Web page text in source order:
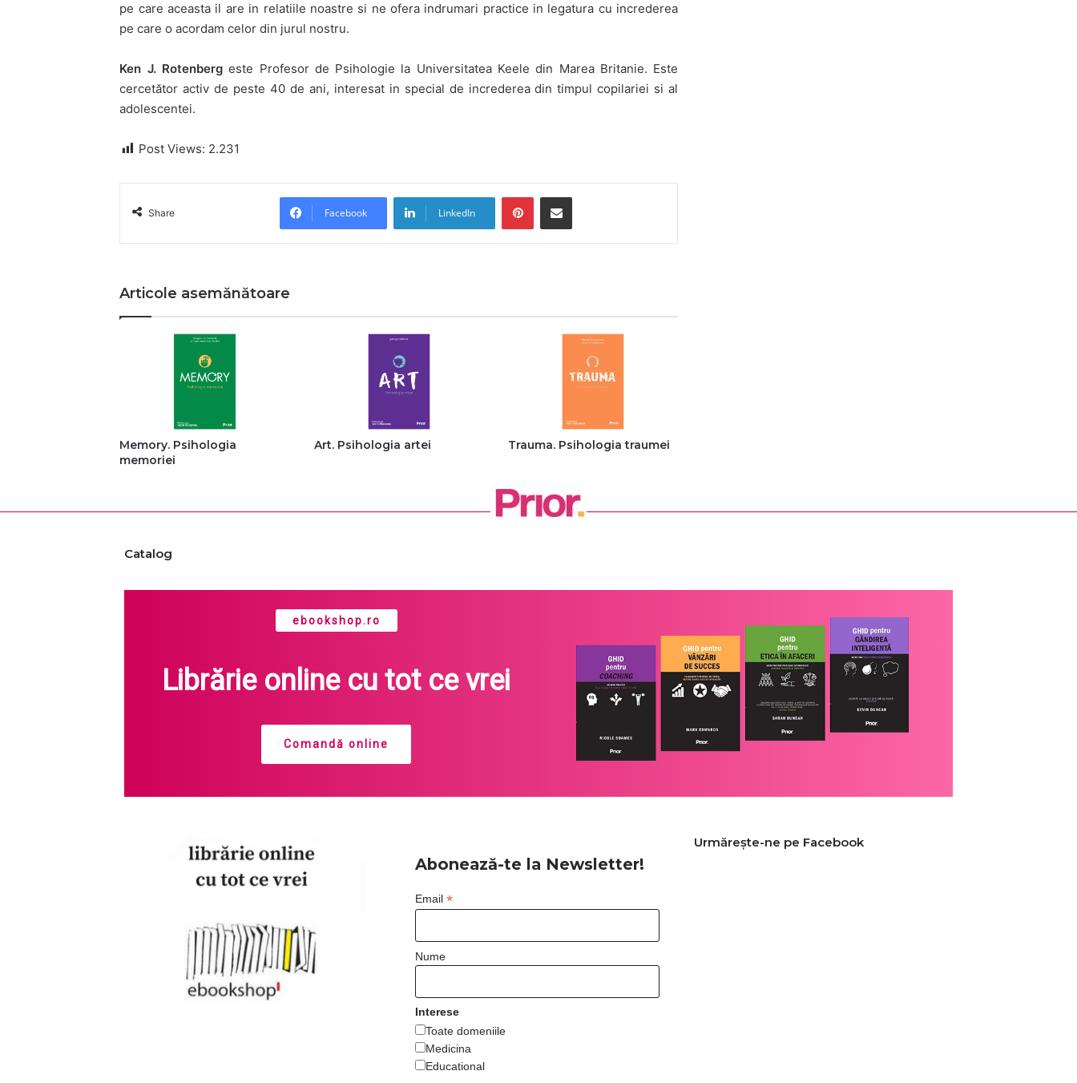
pe care aceasta il are in relatiile noastre si ne ofera indrumari practice in legatura cu increderea
pe care o acordam celor din jurul nostru.
Ken J. Rotenbergeste Profesor de Psihologie la Universitatea Keele din Marea Britanie. Este
cercetător activ de peste 40 de ani, interesat in special de increderea din timpul copilariei si al
adolescentei.
Post Views: 2.231
Share Facebook LinkedIn
Articole asemănătoare
Memory. Psihologia
memoriei
Art. Psihologia artei Trauma. Psihologia traumei
Catalog
ebookshop.ro
Librărie online cu tot ce vrei
Comandă online
Abonează-te la Newsletter!
Email *
Nume
Interese
Toate domeniile
Medicina
Educational
Urmărește-ne pe Facebook